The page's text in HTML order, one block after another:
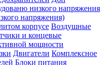
низкого напряжения
напряжения)
корпусе Воздушные
и концевые
мощности
Двигатели Комплексное
Блоки питания